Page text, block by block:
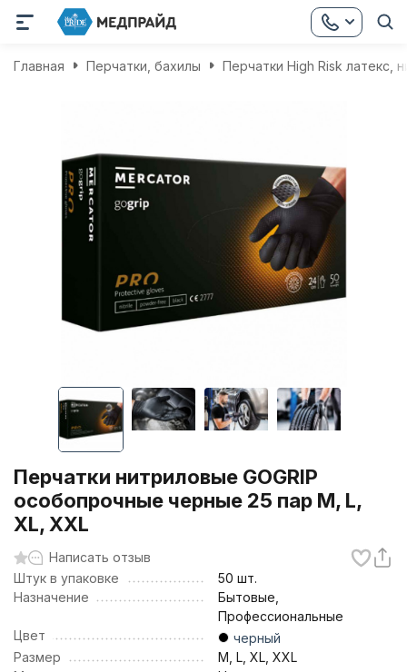
Главная Перчатки, бахилы Перчатки High Risk латекс,
Перчатки нитриловые GOGRIP
особопрочные черные 25 пар M, L,
XL, XXL
Написать отзыв
Штук в упаковке
50 шт.
Назначение
Бытовые,
Профессиональные
Цвет
черный
Размер
M, L, XL, XXL